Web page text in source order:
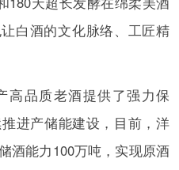
白酒的文化脉络、工匠精
高品质老酒提供了强力保
进产储能建设，目前，洋
酒能力100万吨，实现原酒